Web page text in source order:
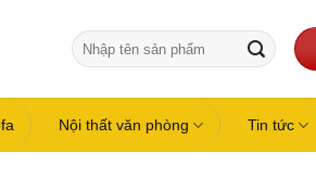
Tìm
kiếm:
Nội thất văn phòng Tin tức